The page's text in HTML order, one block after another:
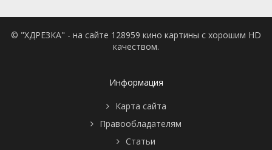
© "ХДРЕЗКА" - на сайте 128959 кино картины с хорошим HD
качеством.
Информация
Карта сайта
Правообладателям
Статьи